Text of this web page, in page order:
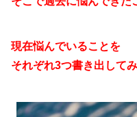
現在悩んでいることを
それぞれ3つ書き出してみ